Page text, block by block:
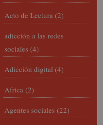
Acto de Lectura (2)
adicción a las redes
sociales (4)
Adicción digital (4)
Africa (2)
Agentes sociales (22)